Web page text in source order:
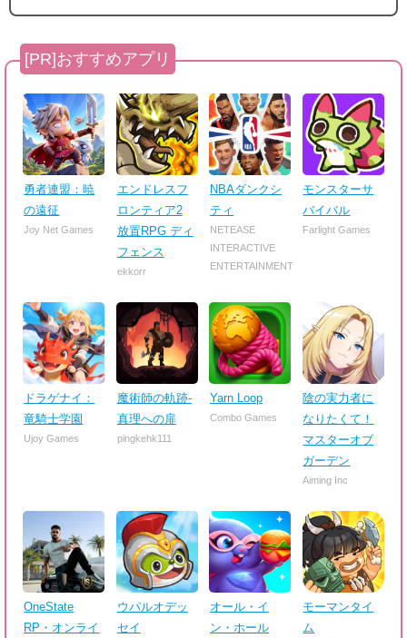
勇者連盟：暁
の遠征
Joy Net Games
エンドレスフ
ロンティア2
放置RPG ディ
フェンス
ekkorr
NBAダンクシ
ティ
NETEASE
INTERACTIVE
ENTERTAINMENT
モンスターサ
バイバル
Farlight Games
ドラゲナイ：
竜騎士学園
Ujoy Games
魔術師の軌跡-
真理への扉
pingkehk111
Yarn Loop
Combo Games
陰の実力者に
なりたくて！
マスターオブ
ガーデン
Aiming Inc
OneState
RP・オンライ
ウパルオデッ
セイ
オール・イ
ン・ホール
モーマンタイ
ム